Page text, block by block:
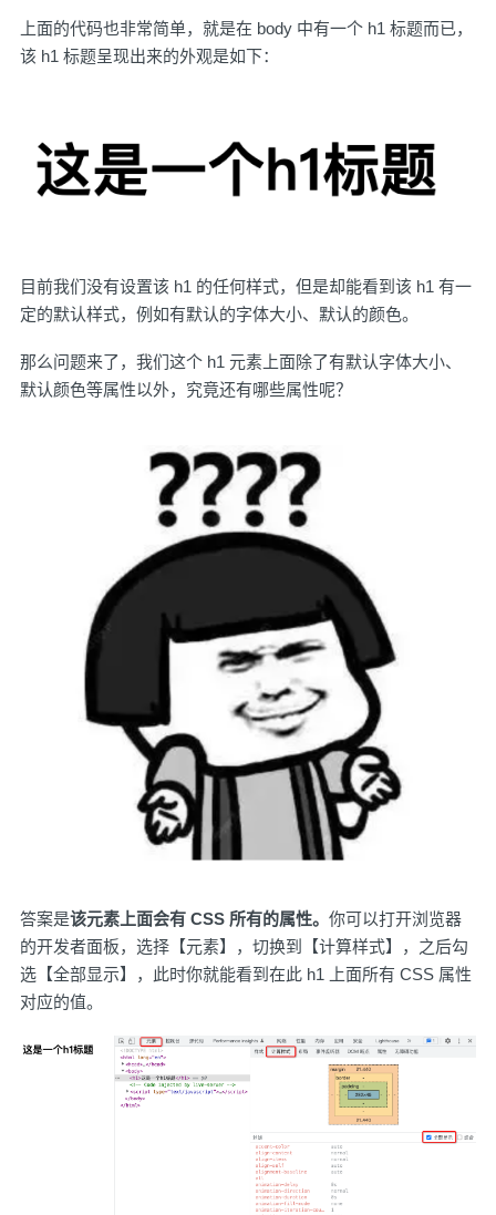
上面的代码也非常简单，就是在 body 中有一个 h1 标题而已，
该 h1 标题呈现出来的外观是如下：
目前我们没有设置该 h1 的任何样式，但是却能看到该 h1 有一
定的默认样式，例如有默认的字体大小、默认的颜色。
那么问题来了，我们这个 h1 元素上面除了有默认字体大小、
默认颜色等属性以外，究竟还有哪些属性呢？
答案是该元素上面会有 CSS 所有的属性。 你可以打开浏览器
的开发者面板，选择【元素】，切换到【计算样式】，之后勾
选【全部显示】，此时你就能看到在此 h1 上面所有 CSS 属性
对应的值。